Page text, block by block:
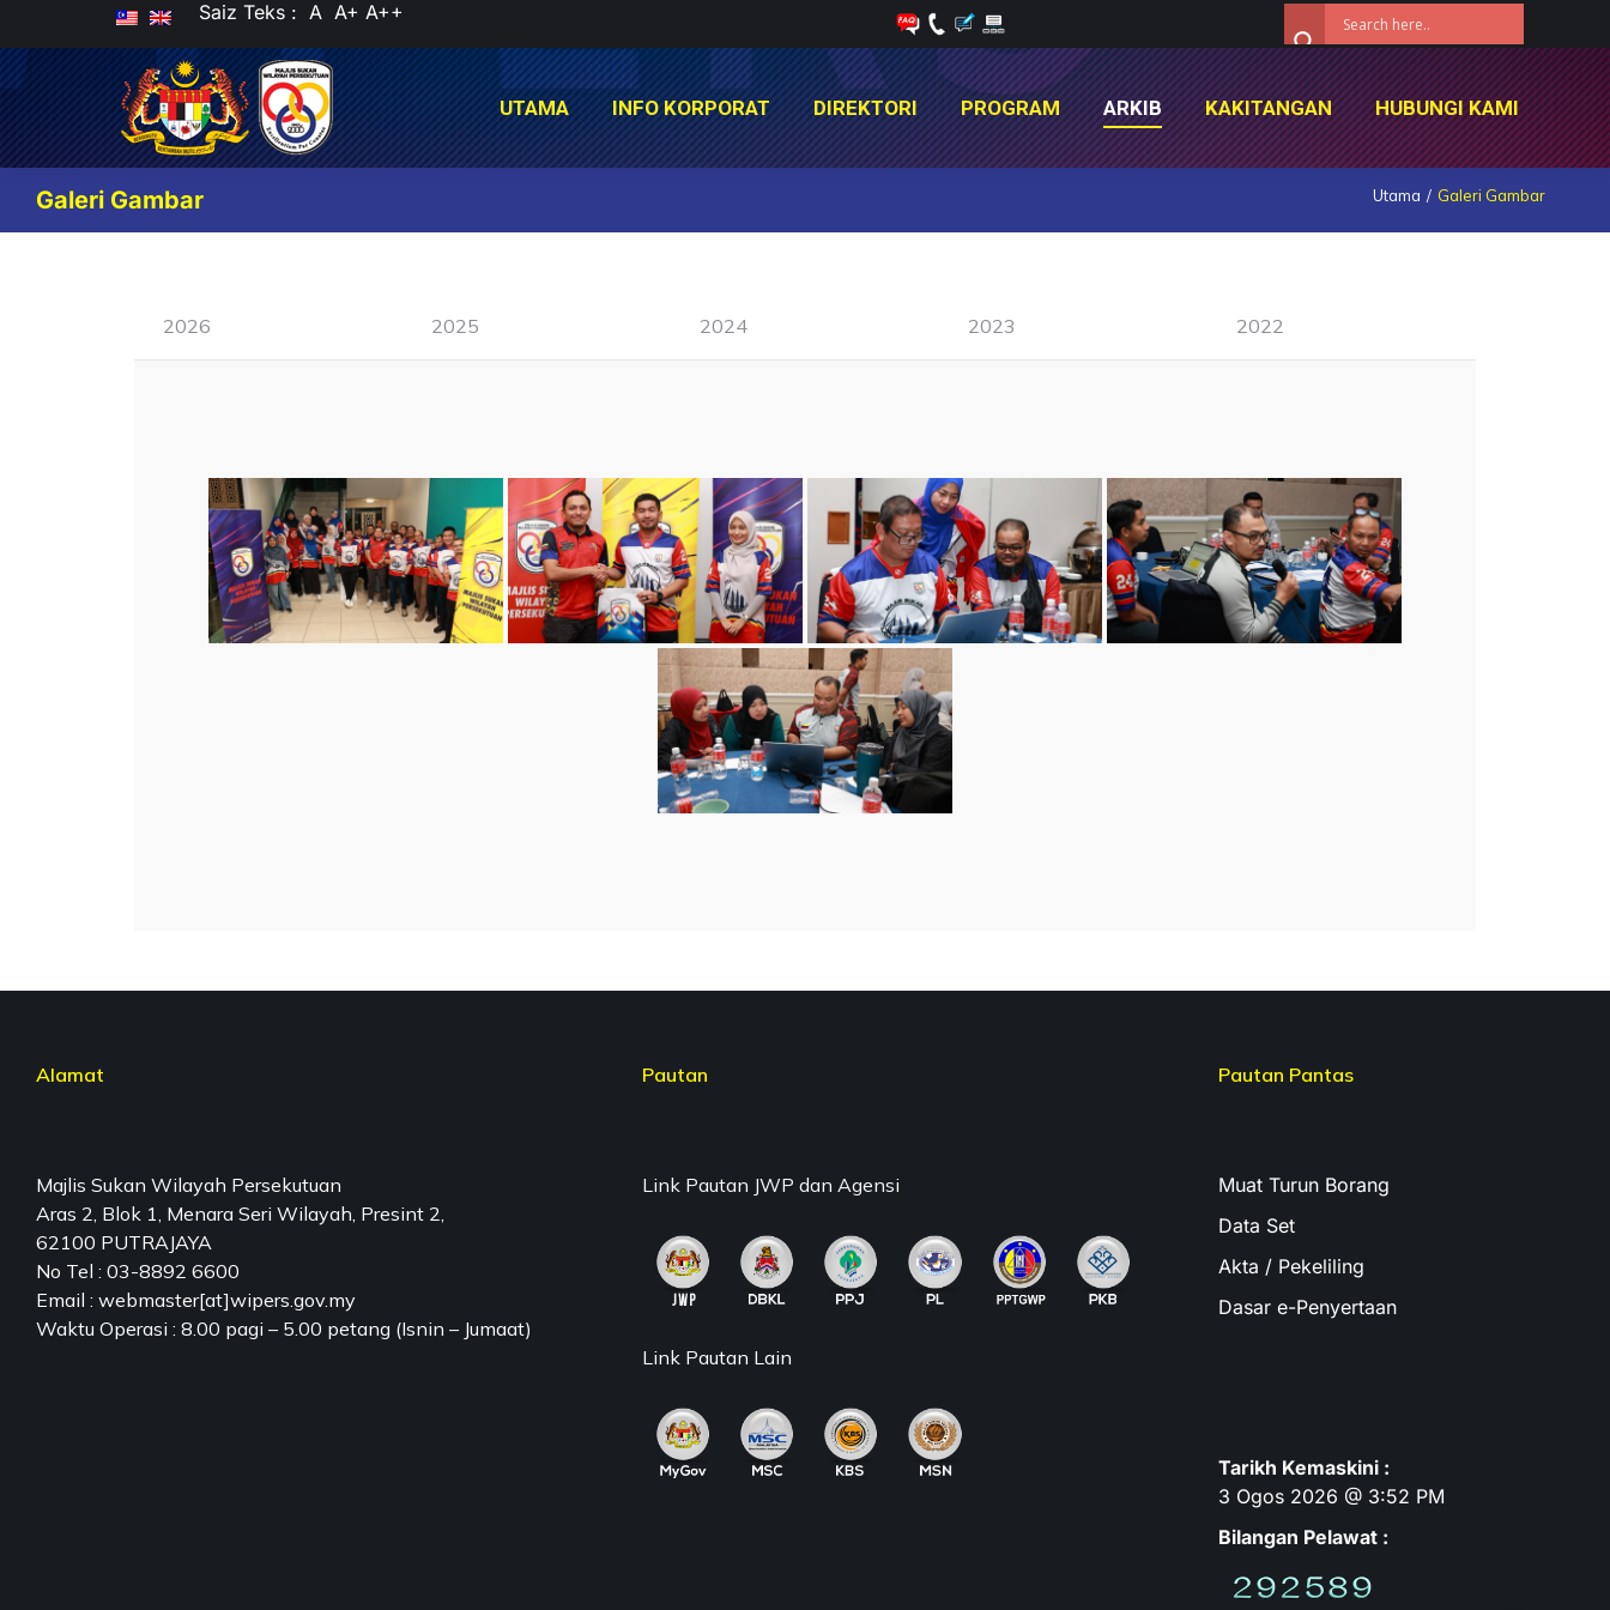
Saiz Teks : A A+ A++
UTAMA INFO KORPORAT DIREKTORI PROGRAM ARKIB KAKITANGAN HUBUNGI KAMI
Galeri Gambar Utama Galeri Gambar
2026 2025 2024 2023 2022
Alamat
Majlis Sukan Wilayah Persekutuan
Aras 2, Blok 1, Menara Seri Wilayah, Presint 2,
62100 PUTRAJAYA
No Tel : 03-8892 6600
Email : webmaster[at]wipers.gov.my
Waktu Operasi : 8.00 pagi – 5.00 petang (Isnin – Jumaat)
Pautan
Link Pautan JWP dan Agensi
Link Pautan Lain
Pautan Pantas
Muat Turun Borang
Data Set
Akta / Pekeliling
Dasar e-Penyertaan
Tarikh Kemaskini :
3 Ogos 2026 @ 3:52 PM
Bilangan Pelawat :
UTAMA INFO KORPORAT DIREKTORI PROGRAM ARKIB KAKITANGAN HUBUNGI KAMI